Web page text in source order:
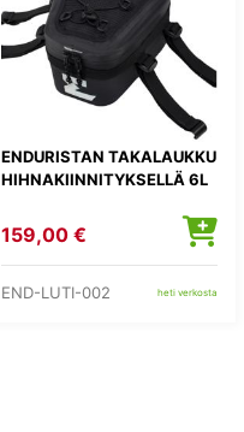
ENDURISTAN TAKALAUKKU
HIHNAKIINNITYKSELLÄ 6L
159,00 €
END-LUTI-002 heti verkosta